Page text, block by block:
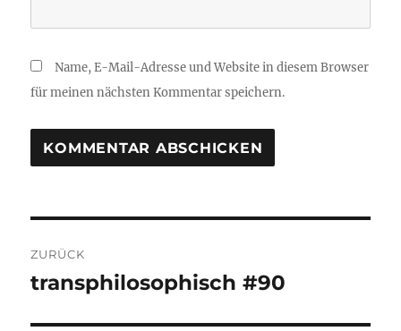
Name, E-Mail-Adresse und Website in diesem Browser
für meinen nächsten Kommentar speichern.
ZURÜCK
Vorheriger
transphilosophisch #90